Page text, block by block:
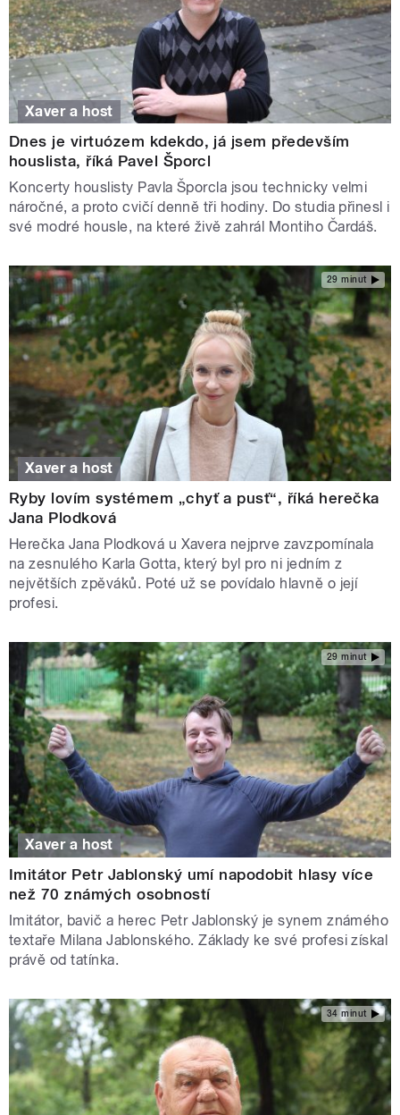
Xaver a host
Dnes je virtuózem kdekdo, já jsem především
houslista, říká Pavel Šporcl
Koncerty houslisty Pavla Šporcla jsou technicky velmi
náročné, a proto cvičí denně tři hodiny. Do studia přinesl i
své modré housle, na které živě zahrál Montiho Čardáš.
29 minut
Xaver a host
Ryby lovím systémem „chyť a pusť“, říká herečka
Jana Plodková
Herečka Jana Plodková u Xavera nejprve zavzpomínala
na zesnulého Karla Gotta, který byl pro ni jedním z
největších zpěváků. Poté už se povídalo hlavně o její
profesi.
29 minut
Xaver a host
Imitátor Petr Jablonský umí napodobit hlasy více
než 70 známých osobností
Imitátor, bavič a herec Petr Jablonský je synem známého
textaře Milana Jablonského. Základy ke své profesi získal
právě od tatínka.
34 minut